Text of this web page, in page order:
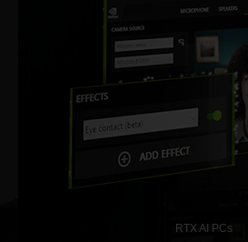
RTX AI PCs